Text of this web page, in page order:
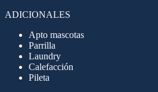
ADICIONALES
Apto mascotas
Parrilla
Laundry
Calefacción
Pileta